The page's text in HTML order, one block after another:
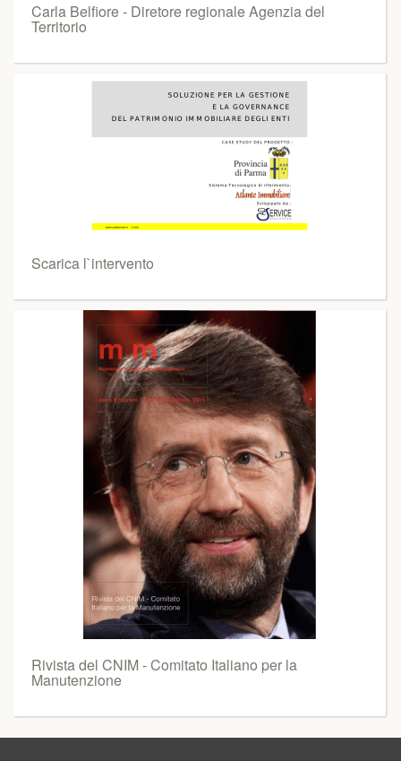
Carla Belfiore - Diretore regionale Agenzia del
Territorio
Scarica l`intervento
Rivista del CNIM - Comitato Italiano per la
Manutenzione